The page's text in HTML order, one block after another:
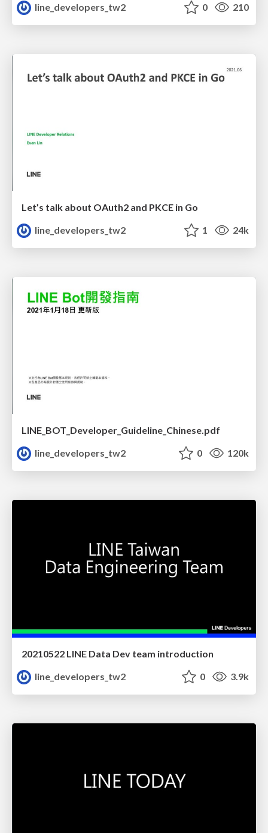
line_developers_tw2
0 210
Let’s talk about OAuth2 and PKCE in Go
line_developers_tw2
1 24k
LINE_BOT_Developer_Guideline_Chinese.pdf
line_developers_tw2
0 120k
20210522 LINE Data Dev team introduction
line_developers_tw2
0 3.9k